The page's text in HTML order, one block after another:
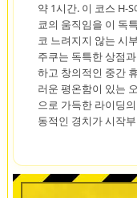
약 1시간. 이 코스 H-
쿄의 움직임을 이 독
코 느려지지 않는 시
주쿠는 독특한 상점
하고 창의적인 중간
러운 평온함이 있는
으로 가득한 라이딩
동적인 경치가 시작